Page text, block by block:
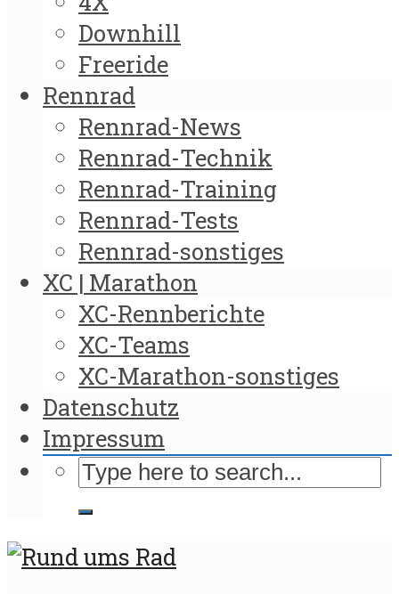
Downhill
Freeride
Rennrad
Rennrad-News
Rennrad-Technik
Rennrad-Training
Rennrad-Tests
Rennrad-sonstiges
XC | Marathon
XC-Rennberichte
XC-Teams
XC-Marathon-sonstiges
Datenschutz
Impressum